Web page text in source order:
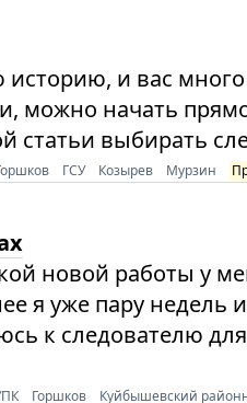
и вас
можно начать
статьи выбирать
ГСУ Козырев Мурзин
новой работы у
я уже пару недель
к следователю
Горшков Куйбышевский